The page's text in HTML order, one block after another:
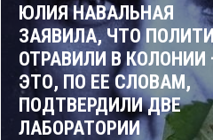
ЮЛИЯ НАВАЛЬНАЯ
ЗАЯВИЛА, ЧТО
ОТРАВИЛИ В КОЛОНИИ
ЭТО, ПО ЕЕ СЛОВАМ,
ПОДТВЕРДИЛИ ДВЕ
ЛАБОРАТОРИИ